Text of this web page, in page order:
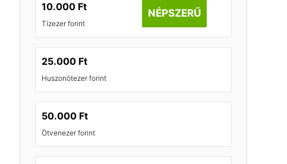
NÉPSZERŰ
10.000 Ft
Tízezer forint
25.000 Ft
Huszonötezer forint
50.000 Ft
Ötvenezer forint